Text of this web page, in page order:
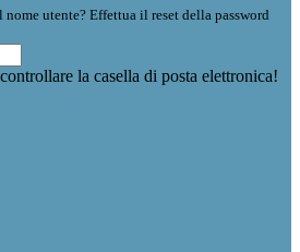
utente? Effettua il reset della password
la casella di posta elettronica!